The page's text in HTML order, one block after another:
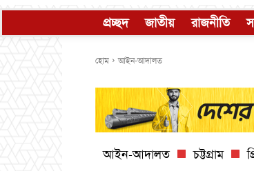
প্রচ্ছদ জাতীয় রাজনীতি
হোম আইন-আদালত
আইন-আদালত চট্টগ্রাম